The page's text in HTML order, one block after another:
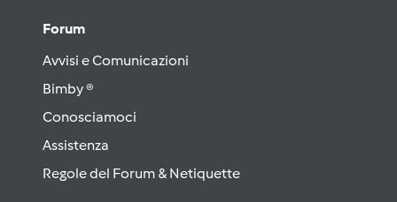
Forum
Avvisi e Comunicazioni
Bimby ®
Conosciamoci
Assistenza
Regole del Forum & Netiquette